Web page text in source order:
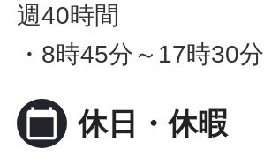
週40時間
・8時45分～17時30分
calendar_today 休日・休暇